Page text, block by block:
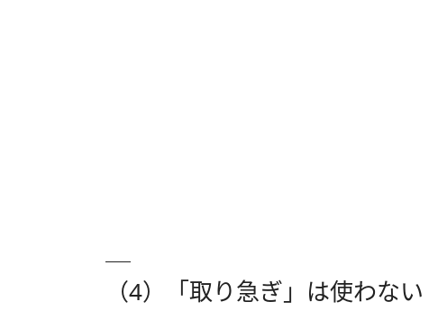
（4）「取り急ぎ」は使わない